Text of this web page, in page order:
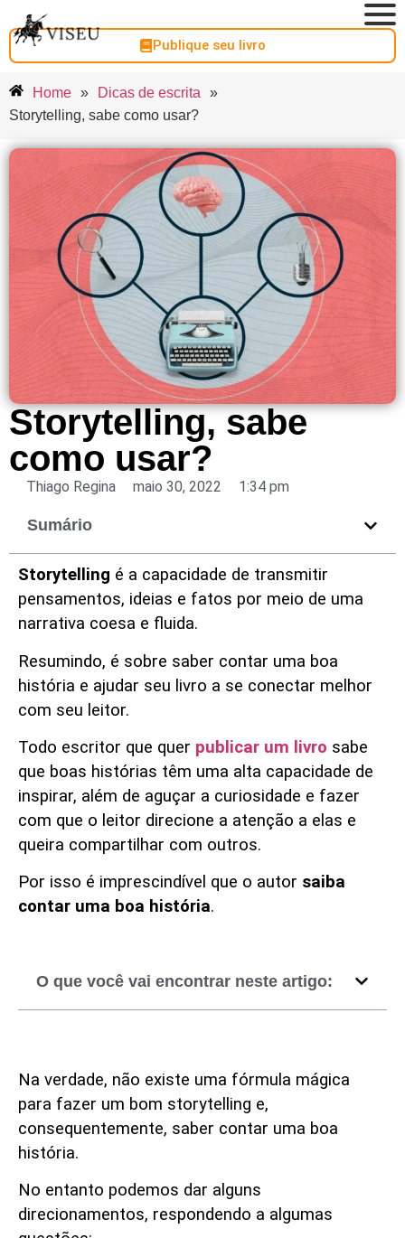
Publique seu livro
Home » Dicas de escrita
»
Storytelling, sabe como usar?
Storytelling, sabe
como usar?
Thiago Regina maio 30, 2022 1:34 pm
Sumário
Storytelling é a capacidade de transmitir
pensamentos, ideias e fatos por meio de uma
narrativa coesa e fluida.
Resumindo, é sobre saber contar uma boa
história e ajudar seu livro a se conectar melhor
com seu leitor.
Todo escritor que quer publicar um livro sabe
que boas histórias têm uma alta capacidade de
inspirar, além de aguçar a curiosidade e fazer
com que o leitor direcione a atenção a elas e
queira compartilhar com outros.
Por isso é imprescindível que o autor saiba
contar uma boa história.
O que você vai encontrar neste artigo:
Na verdade, não existe uma fórmula mágica
para fazer um bom storytelling e,
consequentemente, saber contar uma boa
história.
No entanto podemos dar alguns
direcionamentos, respondendo a algumas